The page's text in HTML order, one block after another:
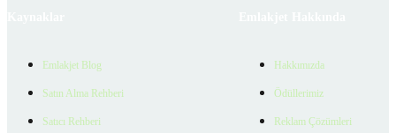
Emlakjet Blog
Satın Alma Rehberi
Satıcı Rehberi
Hakkımızda
Ödüllerimiz
Reklam Çözümleri